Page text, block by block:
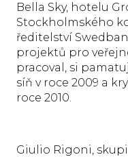
Bella Sky, hotelu
Stockholmského
ředitelství
projektů pro
pracoval, si
síň v roce 2009 a
roce 2010.
Giulio Rigoni,